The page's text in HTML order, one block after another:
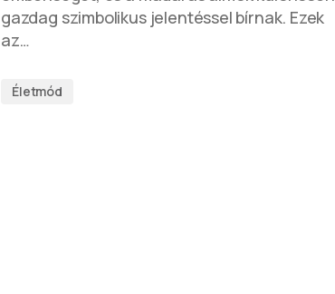
gazdag szimbolikus jelentéssel bírnak. Ezek
az…
Életmód